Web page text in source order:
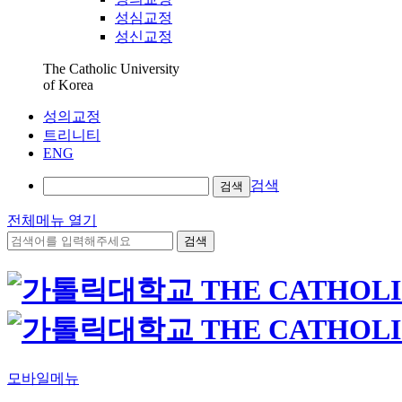
성심교정
성신교정
The Catholic University
of Korea
성의교정
트리니티
ENG
검색 검색
전체메뉴 열기
검색
모바일메뉴